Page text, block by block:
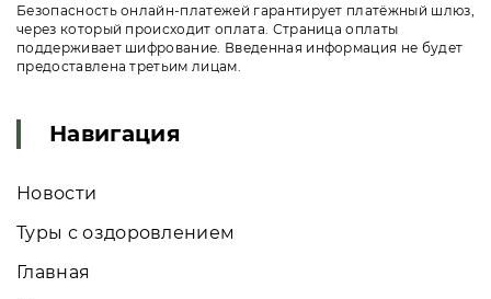
Безопасность онлайн-платежей гарантирует платёжный шлюз,
через который происходит оплата. Страница оплаты
поддерживает шифрование. Введенная информация не будет
предоставлена третьим лицам.
Навигация
Новости
Туры с оздоровлением
Главная